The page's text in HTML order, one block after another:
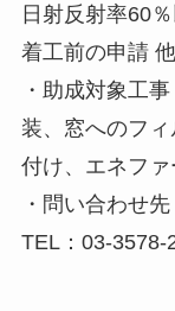
日射反射率60
着工前の申請 他
・助成対象工
装、窓へのフ
付け、エネフ
・問い合わせ
TEL：03-3578-